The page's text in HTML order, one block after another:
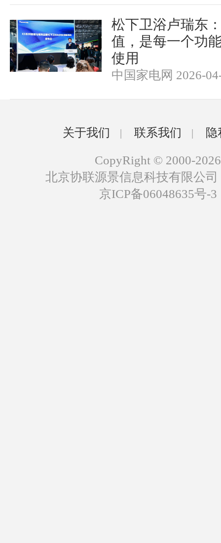
松下卫浴卢瑞东
值，是每一个功
使用
中国家电网 2026-
关于我们 | 联系我们 |
CopyRight © 2000-2026
北京协联源景信息科技有限公
京ICP备06048635号-3